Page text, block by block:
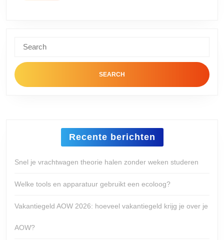
for:
Recente berichten
Snel je vrachtwagen theorie halen zonder weken studeren
Welke tools en apparatuur gebruikt een ecoloog?
Vakantiegeld AOW 2026: hoeveel vakantiegeld krijg je over je
AOW?